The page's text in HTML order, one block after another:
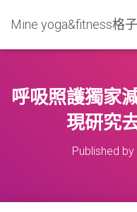
Mine yoga&fitness格
呼吸照護獨家
現研究
Published by